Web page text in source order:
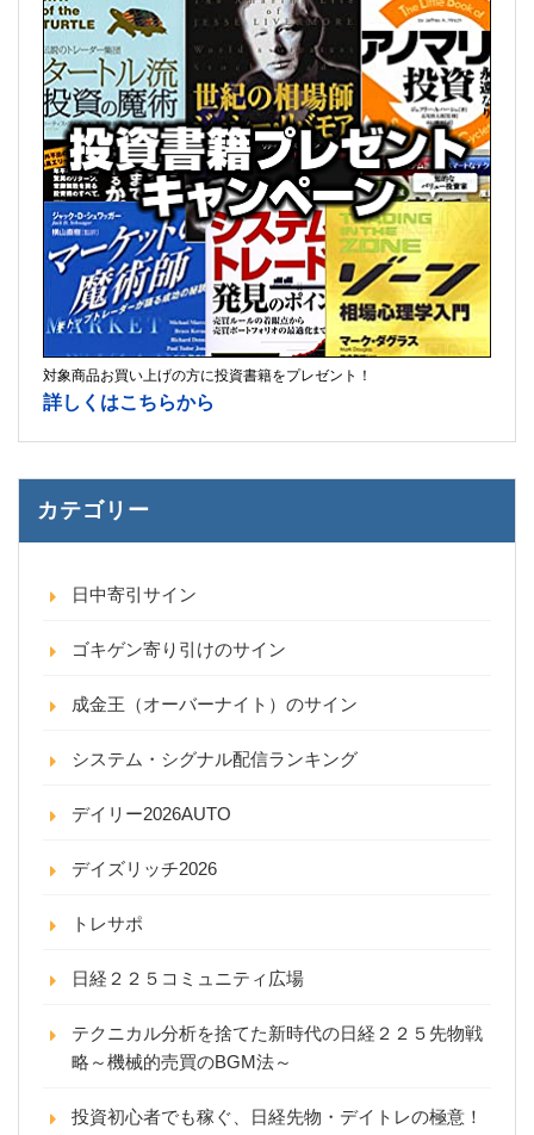
対象商品お買い上げの方に投資書籍をプレゼント！
詳しくはこちらから
カテゴリー
日中寄引サイン
ゴキゲン寄り引けのサイン
成金王（オーバーナイト）のサイン
システム・シグナル配信ランキング
デイリー2026AUTO
デイズリッチ2026
トレサポ
日経２２５コミュニティ広場
テクニカル分析を捨てた新時代の日経２２５先物戦
略～機械的売買のBGM法～
投資初心者でも稼ぐ、日経先物・デイトレの極意！